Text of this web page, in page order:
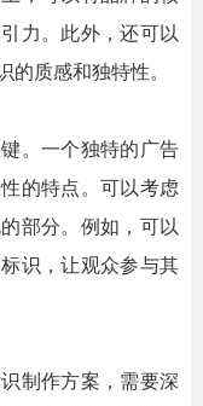
力。此外，还可以
质感和独特性。
。一个独特的广告
的特点。可以考虑
部分。例如，可以
识，让观众参与其
制作方案，需要深